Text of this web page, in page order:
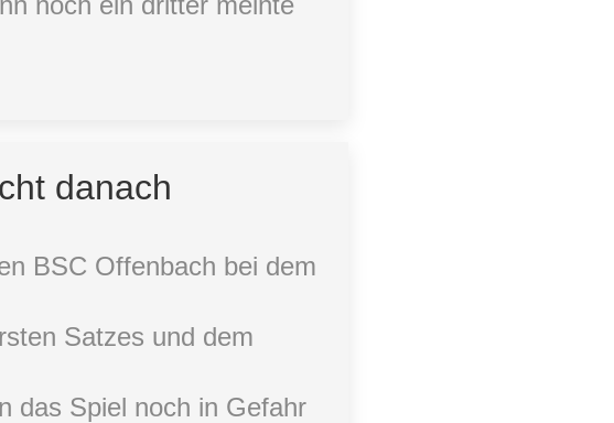
danach
BSC Offenbach bei dem
Satzes und dem
das Spiel noch in Gefahr